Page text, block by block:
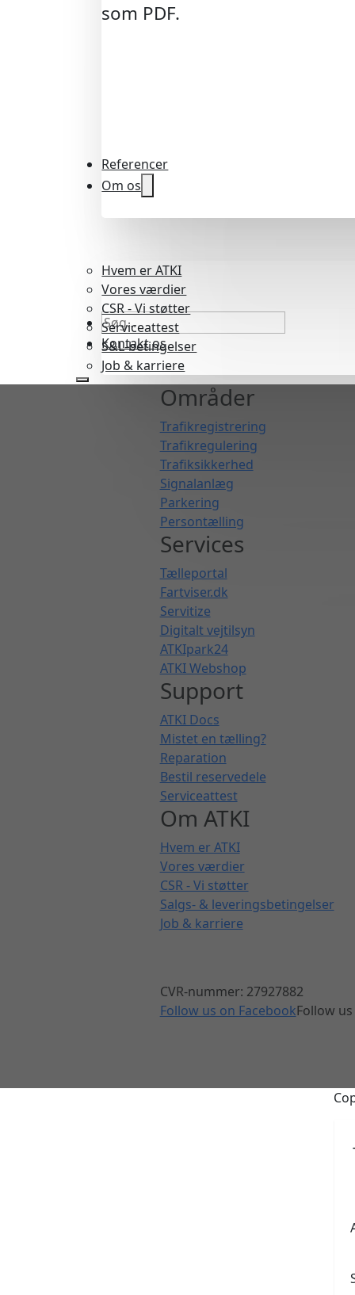
som PDF.
Referencer
Om os
Hvem er ATKI
Vores værdier
CSR - Vi støtter
Serviceattest
S&L-betingelser
Job & karriere
Kontakt os
Områder
Trafikregistrering
Trafikregulering
Trafiksikkerhed
Signalanlæg
Parkering
Persontælling
Services
Tælleportal
Fartviser.dk
Servitize
Digitalt vejtilsyn
ATKIpark24
ATKI Webshop
Support
ATKI Docs
Mistet en tælling?
Reparation
Bestil reservedele
Serviceattest
Om ATKI
Hvem er ATKI
Vores værdier
CSR - Vi støtter
Salgs- & leveringsbetingelser
Job & karriere
CVR-nummer: 27927882
Follow us on FacebookFollow